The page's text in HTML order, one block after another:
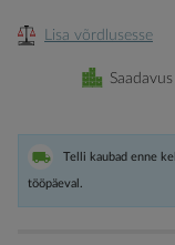
Lisa võrdlusesse
Telli kaubad enne
tööpäeval.